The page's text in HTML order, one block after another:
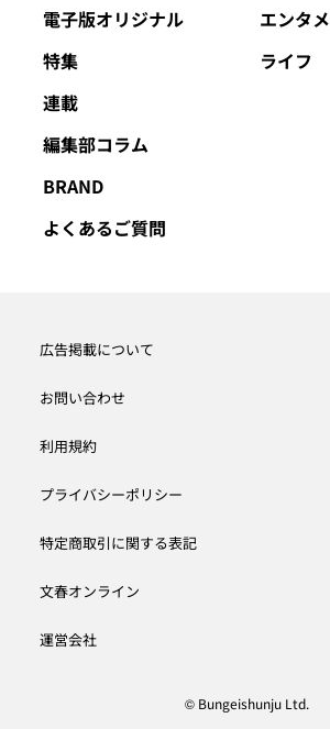
電子版オリジナル
特集
連載
編集部コラム
BRAND
よくあるご質問
エンタメ
ライフ
広告掲載について
お問い合わせ
利用規約
プライバシーポリシー
特定商取引に関する表記
文春オンライン
運営会社
© Bungeishunju Ltd.